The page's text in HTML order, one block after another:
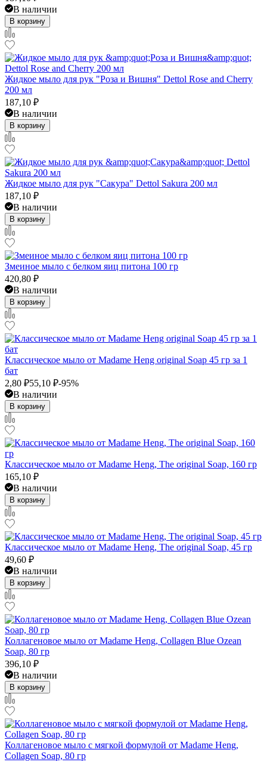
В наличии
В корзину
Жидкое мыло для рук "Роза и Вишня" Dettol Rose and Cherry
200 мл
187,10 ₽
В наличии
В корзину
Жидкое мыло для рук "Сакура" Dettol Sakura 200 мл
187,10 ₽
В наличии
В корзину
Змеиное мыло с белком яиц питона 100 гр
420,80 ₽
В наличии
В корзину
Классическое мыло от Madame Heng original Soap 45 гр за 1
бат
2,80 ₽55,10 ₽-95%
В наличии
В корзину
Классическое мыло от Madame Heng, The original Soap, 160 гр
165,10 ₽
В наличии
В корзину
Классическое мыло от Madame Heng, The original Soap, 45 гр
49,60 ₽
В наличии
В корзину
Коллагеновое мыло от Madame Heng, Collagen Blue Ozean
Soap, 80 гр
396,10 ₽
В наличии
В корзину
Коллагеновое мыло с мягкой формулой от Madame Heng,
Collagen Soap, 80 гр